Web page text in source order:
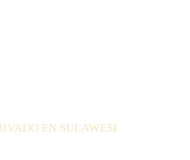
EN SULAWESI